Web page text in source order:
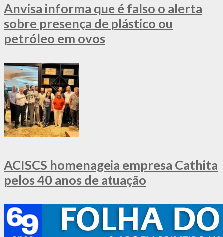
Anvisa informa que é falso o alerta
sobre presença de plástico ou
petróleo em ovos
ACISCS homenageia empresa Cathita
pelos 40 anos de atuação